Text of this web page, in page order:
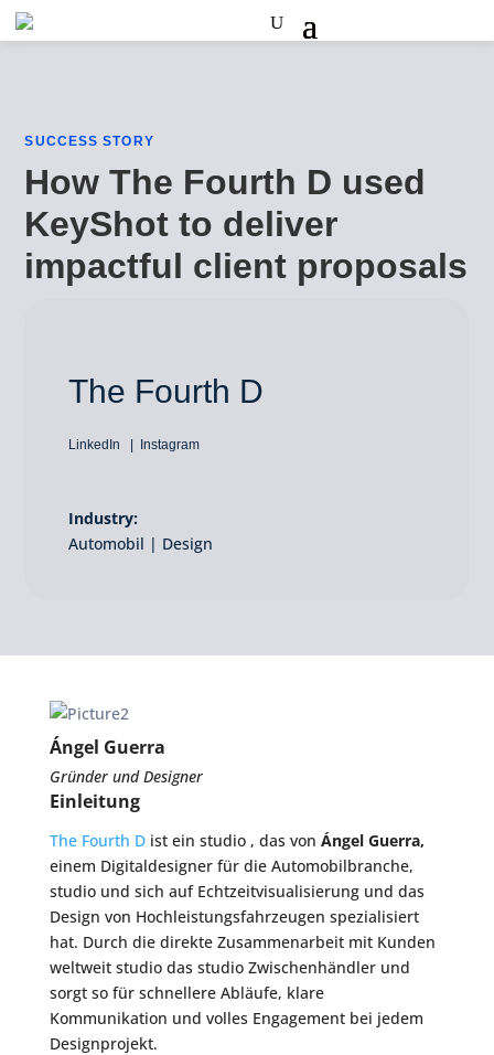
SUCCESS STORY
How The Fourth D used
KeyShot to deliver
impactful client proposals
The Fourth D
LinkedIn Instagram
Industry:
Automobil | Design
Ángel Guerra
Gründer und Designer
Einleitung
The Fourth Dist ein studio , das von Ángel Guerra,
einem Digitaldesigner für die Automobilbranche,
studio und sich auf Echtzeitvisualisierung und das
Design von Hochleistungsfahrzeugen spezialisiert
hat. Durch die direkte Zusammenarbeit mit Kunden
weltweit studio das studio Zwischenhändler und
sorgt so für schnellere Abläufe, klare
Kommunikation und volles Engagement bei jedem
Designprojekt.